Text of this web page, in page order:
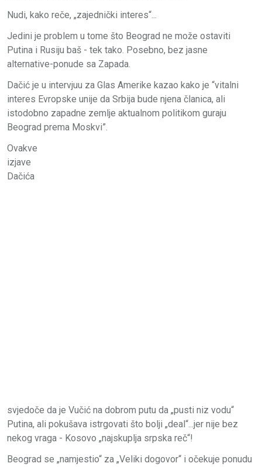
Nudi, kako reče, „zajednički interes“...
Jedini je problem u tome što Beograd ne može ostaviti
Putina i Rusiju baš - tek tako. Posebno, bez jasne
alternative-ponude sa Zapada.
Dačić je u intervjuu za Glas Amerike kazao kako je “vitalni
interes Evropske unije da Srbija bude njena članica, ali
istodobno zapadne zemlje aktualnom politikom guraju
Beograd prema Moskvi”.
Ovakve
izjave
Dačića
svjedoče da je Vučić na dobrom putu da „pusti niz vodu“
Putina, ali pokušava istrgovati što bolji „deal“...jer nije bez
nekog vraga - Kosovo „najskuplja srpska reč“!
Beograd se „namjestio“ za „Veliki dogovor“ i očekuje ponudu